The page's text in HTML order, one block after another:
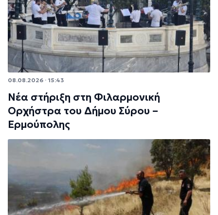
08.08.2026 · 15:43
Νέα στήριξη στη Φιλαρμονική
Ορχήστρα του Δήμου Σύρου –
Ερμούπολης